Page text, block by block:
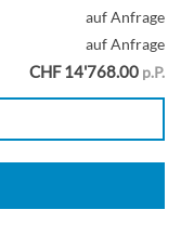
auf Anfrage
auf Anfrage
CHF 14'768.00 p.P.